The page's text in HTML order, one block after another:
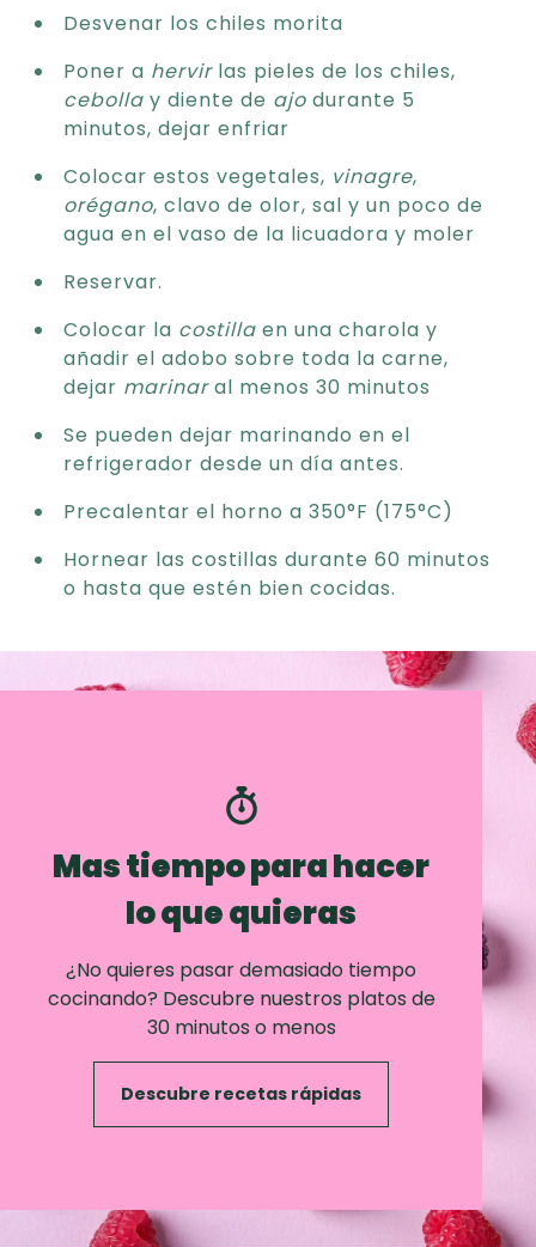
Desvenar los chiles morita
Poner a hervirlas pieles de los chiles,
cebolla y diente de ajo durante 5
minutos, dejar enfriar
Colocar estos vegetales, vinagre,
orégano, clavo de olor, sal y un poco de
agua en el vaso de la licuadora y moler
Reservar.
Colocar la costilla en una charola y
añadir el adobo sobre toda la carne,
dejar marinaral menos 30 minutos
Se pueden dejar marinando en el
refrigerador desde un día antes.
Precalentar el horno a 350°F (175°C)
Hornear las costillas durante 60 minutos
o hasta que estén bien cocidas.
Mas tiempo para hacer
lo que quieras
¿No quieres pasar demasiado tiempo
cocinando? Descubre nuestros platos de
30 minutos o menos
Descubre recetas rápidas